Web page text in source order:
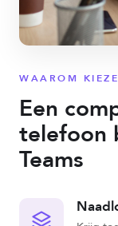
WAAROM
Een
telefoon
Teams